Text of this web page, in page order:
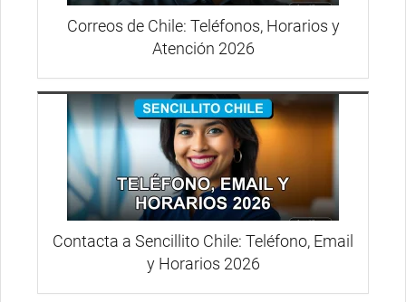
Correos de Chile: Teléfonos, Horarios y
Atención 2026
Contacta a Sencillito Chile: Teléfono, Email
y Horarios 2026